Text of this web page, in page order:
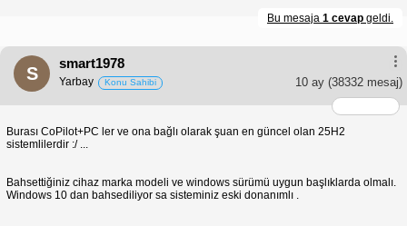
Bu mesaja 1 cevap geldi.
S
smart1978
10 ay (38332 mesaj)
Yarbay Konu Sahibi
Burası CoPilot+PC ler ve ona bağlı olarak şuan en güncel olan 25H2
sistemlilerdir :/ ...
Bahsettiğiniz cihaz marka modeli ve windows sürümü uygun başlıklarda olmalı.
Windows 10 dan bahsediliyor sa sisteminiz eski donanımlı .